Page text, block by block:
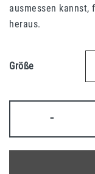
ausmessen kannst,
heraus.
Größe
-